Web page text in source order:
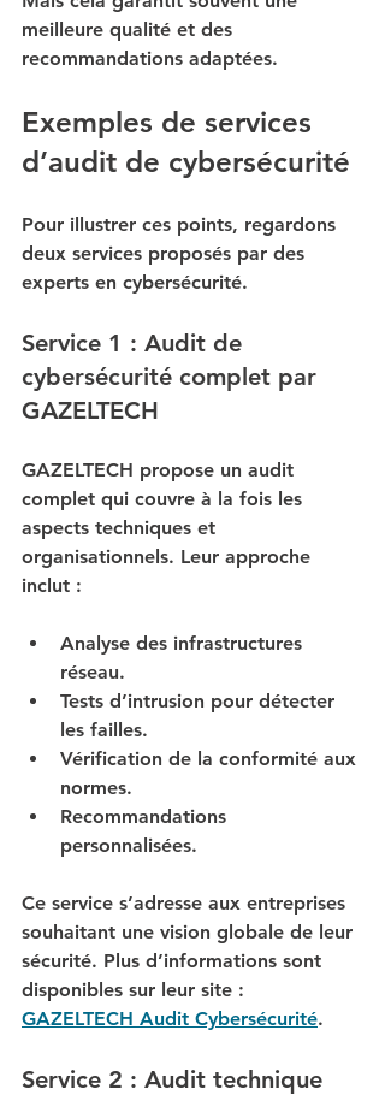
meilleure qualité et des
recommandations adaptées.
Exemples de services
d’audit de cybersécurité
Pour illustrer ces points, regardons
deux services proposés par des
experts en cybersécurité.
Service 1 : Audit de
cybersécurité complet par
GAZELTECH
GAZELTECH propose un audit
complet qui couvre à la fois les
aspects techniques et
organisationnels. Leur approche
inclut :
Analyse des infrastructures
réseau.
Tests d’intrusion pour détecter
les failles.
Vérification de la conformité aux
normes.
Recommandations
personnalisées.
Ce service s’adresse aux entreprises
souhaitant une vision globale de leur
sécurité. Plus d’informations sont
disponibles sur leur site :
GAZELTECH Audit Cybersécurité.
Service 2 : Audit technique